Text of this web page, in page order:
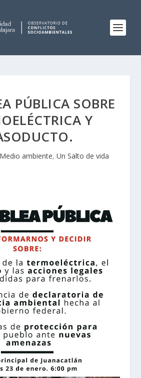
PÚBLICA SOBRE
Y
Medio ambiente, Un Salto de vida